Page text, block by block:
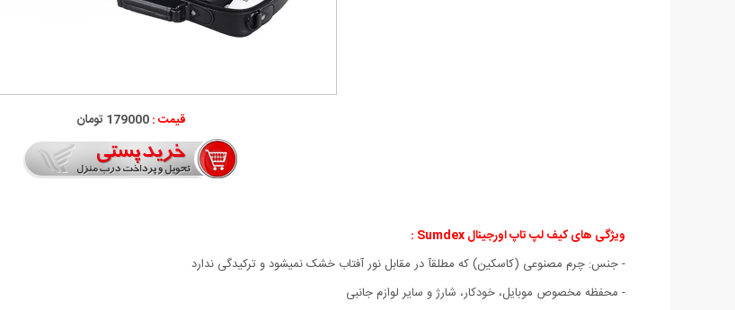
قیمت :179000 تومان
ویژگی های کیف لپ تاپ اورجینال Sumdex :
- جنس: چرم مصنوعی (کاسکین) که مطلقآ در مقابل نور آفتاب خشک نمیشود و ترکیدگی ندارد
- محفظه مخصوص موبایل، خودکار، شارژ و سایر لوازم جانبی